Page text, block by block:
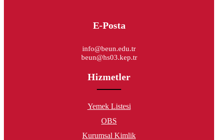
E-Posta
info@beun.edu.tr
beun@hs03.kep.tr
Hizmetler
Yemek Listesi
OBS
Kurumsal Kimlik